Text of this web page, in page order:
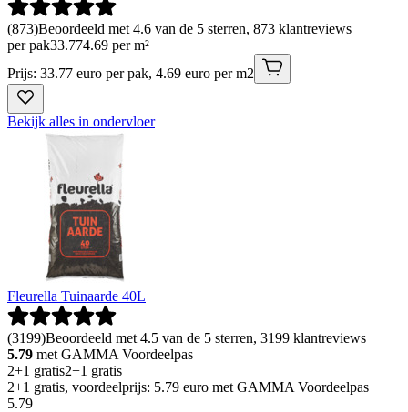
(873)Beoordeeld met 4.6 van de 5 sterren, 873 klantreviews
per pak33.774.69 per m²
Prijs: 33.77 euro per pak, 4.69 euro per m2
Bekijk alles in ondervloer
Fleurella Tuinaarde 40L
(3199)Beoordeeld met 4.5 van de 5 sterren, 3199 klantreviews
5.79 met GAMMA Voordeelpas
2+1 gratis2+1 gratis
2+1 gratis, voordeelprijs: 5.79 euro met GAMMA Voordeelpas
5.79